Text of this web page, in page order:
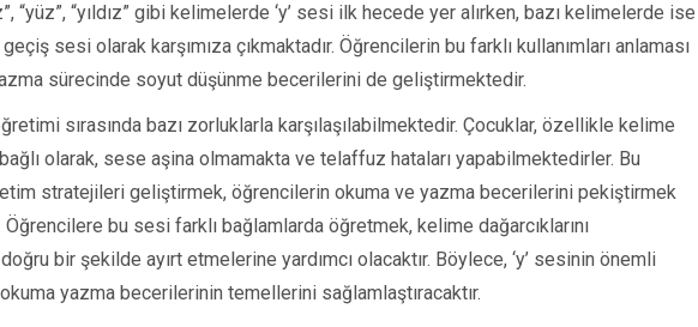
“yüz”, “yıldız” gibi kelimelerde ‘y’ sesi ilk hecede yer alırken, bazı kelimelerde ise
sesi olarak karşımıza çıkmaktadır. Öğrencilerin bu farklı kullanımları anlaması
sürecinde soyut düşünme becerilerini de geliştirmektedir.
sırasında bazı zorluklarla karşılaşılabilmektedir. Çocuklar, özellikle kelime
olarak, sese aşina olmamakta ve telaffuz hataları yapabilmektedirler. Bu
stratejileri geliştirmek, öğrencilerin okuma ve yazma becerilerini pekiştirmek
Öğrencilere bu sesi farklı bağlamlarda öğretmek, kelime dağarcıklarını
bir şekilde ayırt etmelerine yardımcı olacaktır. Böylece, ‘y’ sesinin önemli
yazma becerilerinin temellerini sağlamlaştıracaktır.